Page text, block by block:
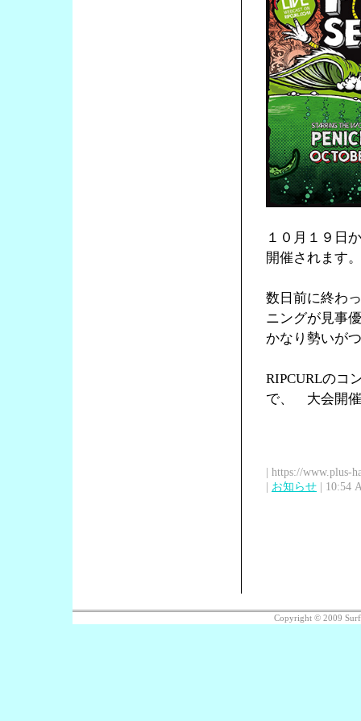
１０月１９日
開催されます。
数日前に終わ
ニングが見事
かなり勢いが
RIPCURLのコ
で、 大会開催
| https://www.plus-
| お知らせ | 10:54
Copyright © 2009